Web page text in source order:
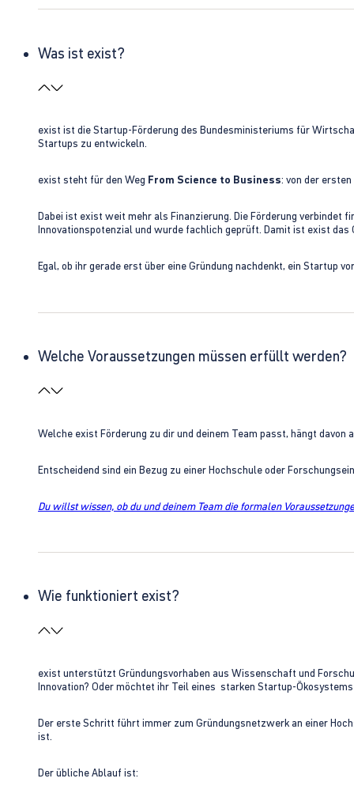
Was ist exist?
exist ist die Startup-Förderung des Bundesministeriums für
Startups zu entwickeln.
exist steht für den Weg From Science to Business: von der
Dabei ist exist weit mehr als Finanzierung. Die Förderung verbindet
Innovationspotenzial und wurde fachlich geprüft. Damit ist exist
Egal, ob ihr gerade erst über eine Gründung nachdenkt, ein Startup
Welche Voraussetzungen müssen erfüllt werden?
Welche exist Förderung zu dir und deinem Team passt, hängt
Entscheidend sind ein Bezug zu einer Hochschule oder
Du willst wissen, ob du und deinem Team die formalen
Wie funktioniert exist?
exist unterstützt Gründungsvorhaben aus Wissenschaft und
Innovation? Oder möchtet ihr Teil eines starken Startup-
Der erste Schritt führt immer zum Gründungsnetzwerk an einer
ist.
Der übliche Ablauf ist: